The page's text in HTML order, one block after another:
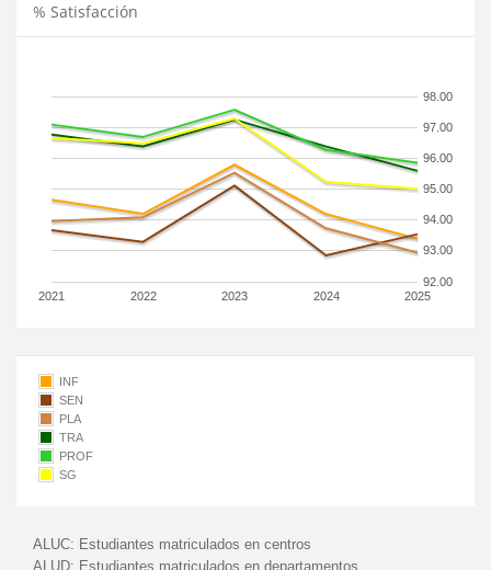
% Satisfacción
2021 2022 2023 2024 2025
92.00
93.00
94.00
95.00
96.00
97.00
98.00
INF
SEN
PLA
TRA
PROF
SG
ALUC: Estudiantes matriculados en centros
ALUD: Estudiantes matriculados en departamentos